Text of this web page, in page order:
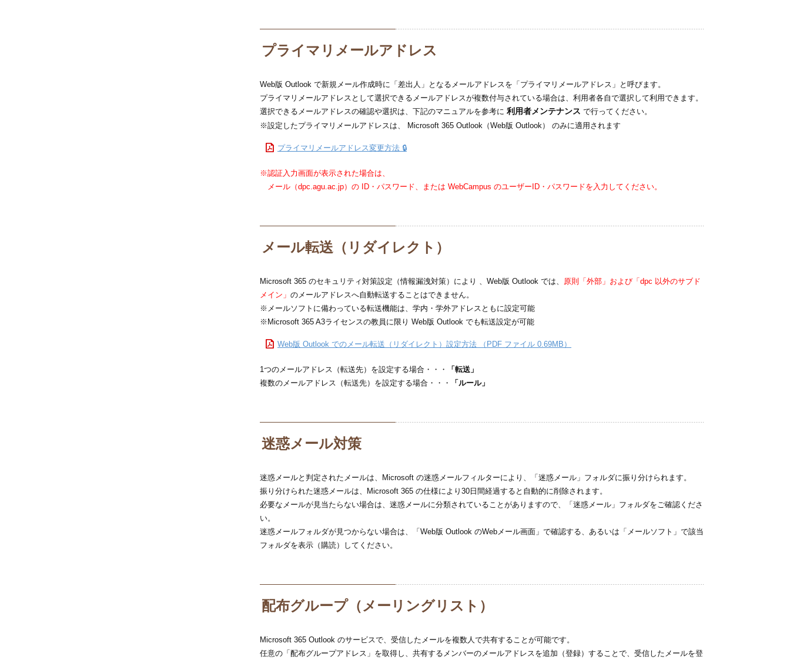
プライマリメールアドレス
Web版 Outlook で新規メール作成時に「差出人」となるメールアドレスを「プライマリメールアドレス」と呼びます。
プライマリメールアドレスとして選択できるメールアドレスが複数付与されている場合は、利用者各自で選択して利用できます。
選択できるメールアドレスの確認や選択は、下記のマニュアルを参考に 利用者メンテナンス で行ってください。
※設定したプライマリメールアドレスは、 Microsoft 365 Outlook（Web版 Outlook） のみに適用されます
プライマリメールアドレス変更方法 🔒
※認証入力画面が表示された場合は、
メール（dpc.agu.ac.jp）の ID・パスワード、または WebCampus のユーザーID・パスワードを入力してください。
メール転送（リダイレクト）
Microsoft 365 のセキュリティ対策設定（情報漏洩対策）により 、Web版 Outlook では、 原則「外部」および「dpc 以外のサブド
メイン」 のメールアドレスへ自動転送することはできません。
※メールソフトに備わっている転送機能は、学内・学外アドレスともに設定可能
※Microsoft 365 A3ライセンスの教員に限り Web版 Outlook でも転送設定が可能
Web版 Outlook でのメール転送（リダイレクト）設定方法 （PDF ファイル 0.69MB）
1つのメールアドレス（転送先）を設定する場合・・・
「転送」
複数のメールアドレス（転送先）を設定する場合・・・
「ルール」
迷惑メール対策
迷惑メールと判定されたメールは、Microsoft の迷惑メールフィルターにより、「迷惑メール」フォルダに振り分けられます。
振り分けられた迷惑メールは、Microsoft 365 の仕様により30日間経過すると自動的に削除されます。
必要なメールが見当たらない場合は、迷惑メールに分類されていることがありますので、「迷惑メール」フォルダをご確認くださ
い。
迷惑メールフォルダが見つからない場合は、「Web版 Outlook のWebメール画面」で確認する、あるいは「メールソフト」で該当
フォルダを表示（購読）してください。
配布グループ（メーリングリスト）
Microsoft 365 Outlook のサービスで、受信したメールを複数人で共有することが可能です。
任意の「配布グループアドレス」を取得し、共有するメンバーのメールアドレスを追加（登録）することで、受信したメールを登